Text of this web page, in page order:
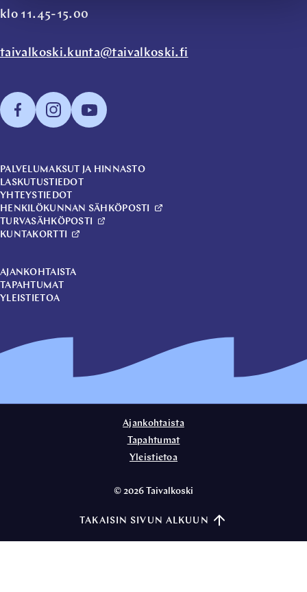
klo 11.45-15.00
taivalkoski.kunta@taivalkoski.fi
PALVELUMAKSUT JA HINNASTO
LASKUTUSTIEDOT
YHTEYSTIEDOT
HENKILÖKUNNAN SÄHKÖPOSTI
TURVASÄHKÖPOSTI
KUNTAKORTTI
AJANKOHTAISTA
TAPAHTUMAT
YLEISTIETOA
Ajankohtaista
Tapahtumat
Yleistietoa
© 2026 Taivalkoski
TAKAISIN SIVUN ALKUUN